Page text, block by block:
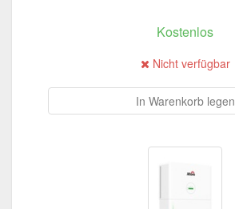
Kostenlos
Nicht verfügbar
In Warenkorb legen